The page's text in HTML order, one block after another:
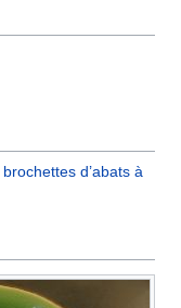
brochettes d’abats à